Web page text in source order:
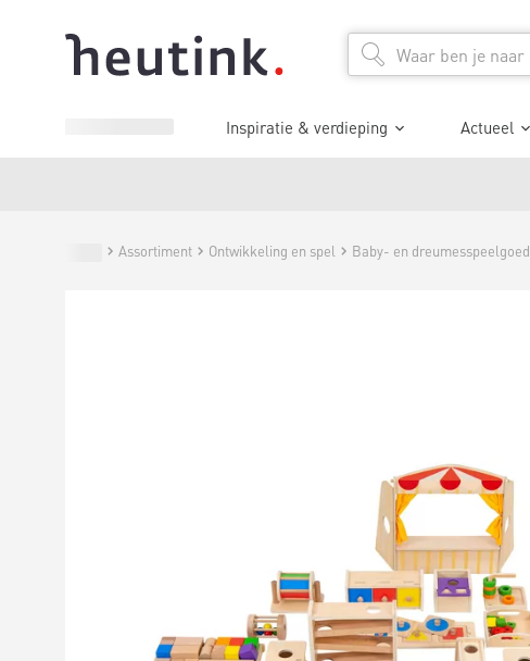
Inspiratie & verdieping Actueel
Assortiment Ontwikkeling en spel Baby- en dreumesspeelgoed